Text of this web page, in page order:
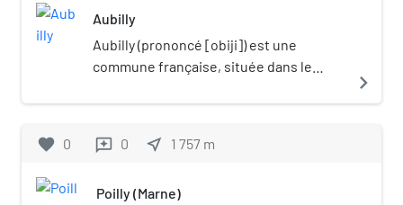
Aubilly
Aubilly (prononcé [obiji]) est une
commune française, située dans le
Grand Est.
navigate_next
favorite 0 reviews 0 near_me 1 757 m
Poilly (Marne)